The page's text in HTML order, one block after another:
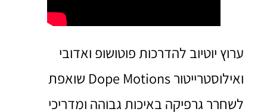
ערוץ יוטיוב להדרכות פוטושופ ואדובי
ואילוסטרייטור Dope Motions שואפת
לשחרר גרפיקה באיכות גבוהה ומדריכי